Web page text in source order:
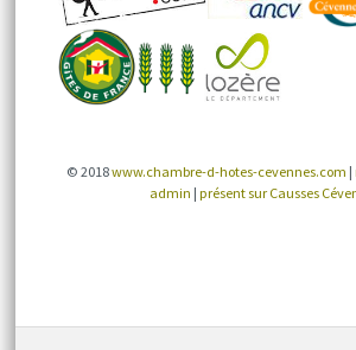
© 2018www.chambre-d-hotes-cevennes.com |
admin |présent sur Causses